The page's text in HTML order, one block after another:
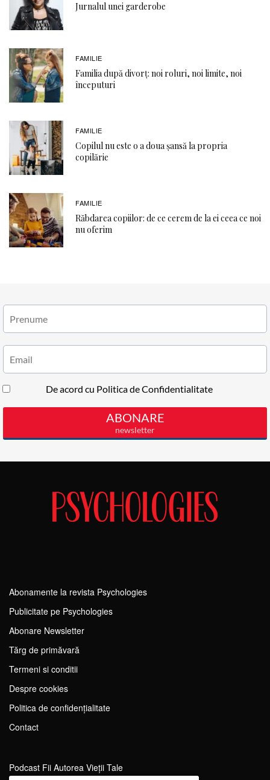
Jurnalul unei garderobe
FAMILIE
Familia după divorț: noi roluri, noi limite, noi
începuturi
FAMILIE
Copilul nu este o a doua șansă la propria
copilărie
FAMILIE
Răbdarea copiilor: de ce cerem de la ei ceea ce noi
nu oferim
Abonamente la revista Psychologies
Publicitate pe Psychologies
Abonare Newsletter
Tărg de primăvară
Termeni si conditii
Despre cookies
Politica de confidențialitate
Contact
Podcast Fii Autorea Vieții Tale